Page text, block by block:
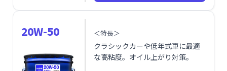
20W-50 ＜特長＞
クラシックカーや低年式車に最適
な高粘度。オイル上がり対策。